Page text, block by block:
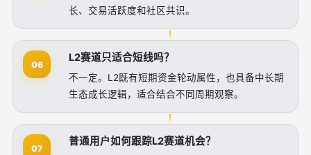
长、交易活跃度和社区共识。
06
L2赛道只适合短线吗？
不一定。L2既有短期资金轮动属性，也具备中长期
生态成长逻辑，适合结合不同周期观察。
07
普通用户如何跟踪L2赛道机会？